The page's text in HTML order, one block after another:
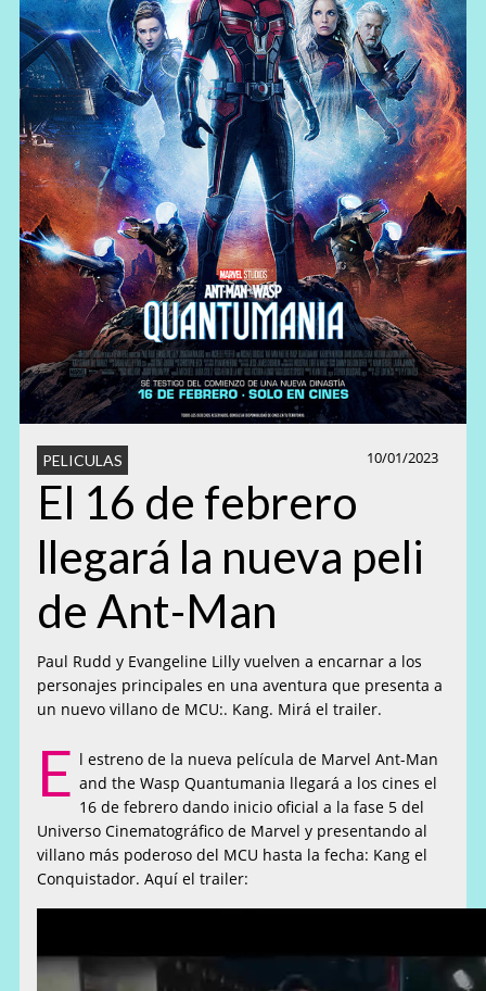
10/01/2023
PELICULAS
El 16 de febrero
llegará la nueva peli
de Ant-Man
Paul Rudd y Evangeline Lilly vuelven a encarnar a los
personajes principales en una aventura que presenta a
un nuevo villano de MCU:. Kang. Mirá el trailer.
E l estreno de la nueva película de Marvel Ant-Man
and the Wasp Quantumania llegará a los cines el
16 de febrero dando inicio oficial a la fase 5 del
Universo Cinematográfico de Marvel y presentando al
villano más poderoso del MCU hasta la fecha: Kang el
Conquistador. Aquí el trailer: